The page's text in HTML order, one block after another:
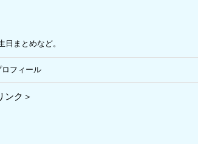
まとめなど。
フィール
ンク＞